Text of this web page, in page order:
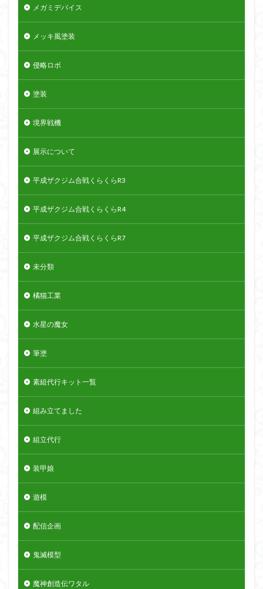
メガミデバイス
メッキ風塗装
侵略ロボ
塗装
境界戦機
展示について
平成ザクジム合戦くらくらR3
平成ザクジム合戦くらくらR4
平成ザクジム合戦くらくらR7
未分類
橘猫工業
水星の魔女
筆塗
素組代行キット一覧
組み立てました
組立代行
装甲娘
遊模
配信企画
鬼滅模型
魔神創造伝ワタル